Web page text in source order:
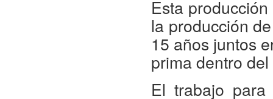
Esta
la producción
15 años juntos
prima dentro
El trabajo